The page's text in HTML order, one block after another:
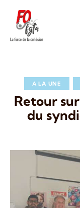
A LA UNE
Retour
du